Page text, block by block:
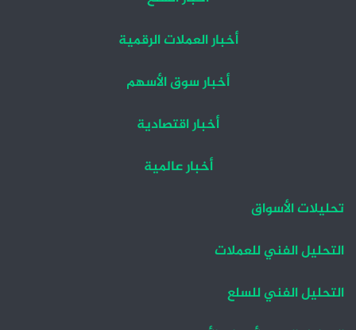
أخبار العملات الرقمية
أخبار سوق الأسهم
أخبار اقتصادية
أخبار عالمية
تحليلات الأسواق
التحليل الفني للعملات
التحليل الفني للسلع